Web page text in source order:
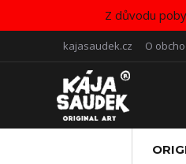
Z důvodu
kajasaudek.cz O